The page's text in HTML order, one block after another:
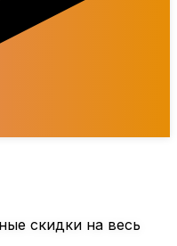
скидки на весь